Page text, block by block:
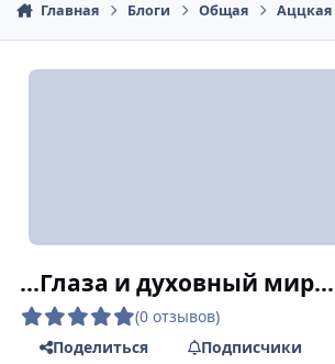
Главная Блоги Общая Аццкая
...Глаза и духовный мир...
(0 отзывов)
Поделиться
Подписчики